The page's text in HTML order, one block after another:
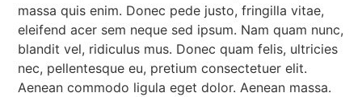
massa quis enim. Donec pede justo, fringilla vitae,
eleifend acer sem neque sed ipsum. Nam quam nunc,
blandit vel, ridiculus mus. Donec quam felis, ultricies
nec, pellentesque eu, pretium consectetuer elit.
Aenean commodo ligula eget dolor. Aenean massa.